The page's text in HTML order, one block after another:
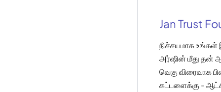
Jan Trust
நிச்சயமாக உங்கள்
அர்ஷின் மீது தன்
வெகு விரைவாக
கட்டளைக்கு -